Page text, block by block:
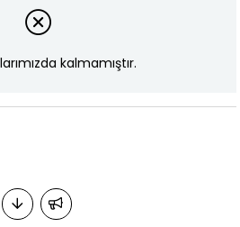
kalmamıştır.